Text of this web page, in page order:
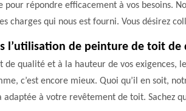
pour répondre efficacement à vos besoins.
charges qui nous est fourni. Vous désirez
l’utilisation de peinture de toit de
de qualité et à la hauteur de vos exigences,
c’est encore mieux. Quoi qu’il en soit,
adaptée à votre revêtement de toit. Sachez